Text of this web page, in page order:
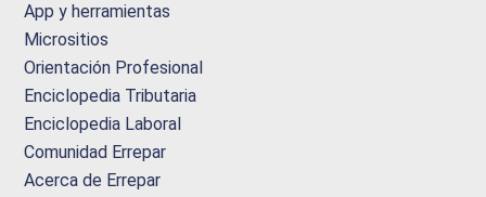
App y herramientas
Micrositios
Orientación Profesional
Enciclopedia Tributaria
Enciclopedia Laboral
Comunidad Errepar
Acerca de Errepar